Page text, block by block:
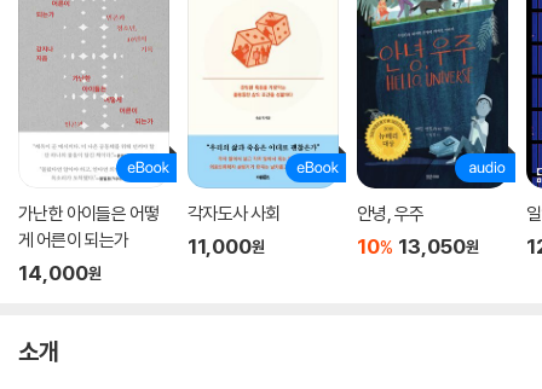
가난한 아이들은 어떻
게 어른이 되는가
14,000원
각자도사 사회
11,000원
안녕, 우주
10% 13,050원
소개